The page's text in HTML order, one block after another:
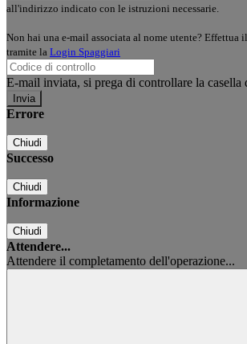
all'indirizzo indicato con le istruzioni necessarie.
Non hai una e-mail associata al nome utente? Effettua
tramite la Login Spaggiari
E-mail inviata, si prega di controllare la casella
Errore
Chiudi
Successo
Chiudi
Informazione
Chiudi
Attendere...
Attendere il completamento dell'operazione...